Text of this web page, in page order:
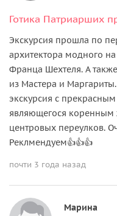
Экскурсия прошла по
архитектора модного
Франца Шехтеля. А
из Мастера и
экскурсия с
являющегося коренным
центровых переулков.
Реклмендуем👍👍👍
почти 3 года назад
Марина